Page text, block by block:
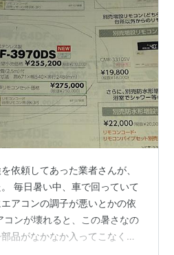
依頼してあった業者さんが、
毎日暑い中、車で回っていて
アコンの調子が悪いとかの依
コンが壊れると、この暑さなの
品がなかなか入ってこなくて